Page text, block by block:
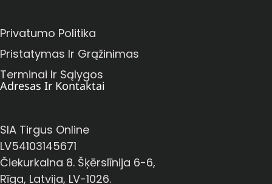
Privatumo Politika
Pristatymas Ir Grąžinimas
Terminai Ir Sąlygos
Adresas Ir Kontaktai
SIA Tirgus Online
LV54103145671
Čiekurkalna 8. Šķērslīnija 6-6,
Rīga, Latvija, LV-1026.